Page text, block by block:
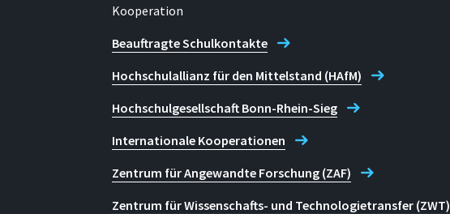
Kooperation
Beauftragte Schulkontakte
Hochschulallianz für den Mittelstand (HAfM)
Hochschulgesellschaft Bonn-Rhein-Sieg
Internationale Kooperationen
Zentrum für Angewandte Forschung (ZAF)
Zentrum für Wissenschafts- und Technologietransfer (ZWT)